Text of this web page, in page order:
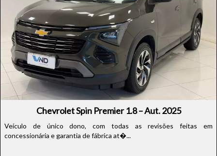
Chevrolet Spin Premier 1.8 – Aut. 2025
Veículo de único dono, com todas as revisões feitas em
concessionária e garantia de fábrica at�...